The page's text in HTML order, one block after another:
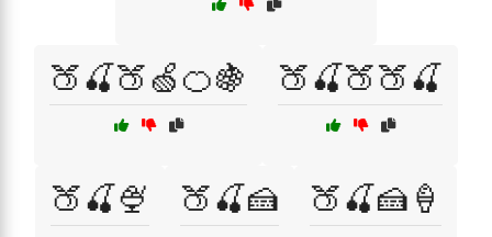
🍑🍒🍑🍏🍊🍇 🍑🍒🍑🍑🍒
🍑🍒🍨 🍑🍒🍰 🍑🍒🍰🍦